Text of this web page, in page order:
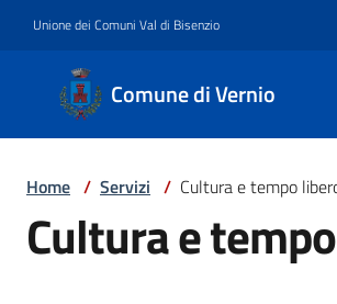
Unione dei Comuni Val di Bisenzio
Comune di Vernio
Comune
di
Vernio
Amministrazione
Home / Servizi / Cultura e tempo
Cultura e